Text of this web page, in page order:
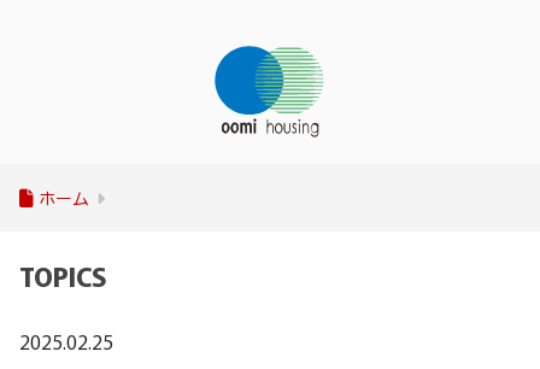
ホーム
TOPICS
2025.02.25